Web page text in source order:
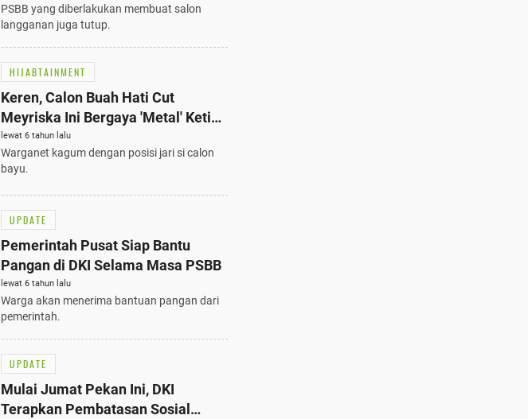
PSBB yang diberlakukan membuat salon
langganan juga tutup.
HIJABTAINMENT
Keren, Calon Buah Hati Cut
Meyriska Ini Bergaya 'Metal' Ketika
Difoto
lewat 6 tahun lalu
Warganet kagum dengan posisi jari si calon
bayu.
UPDATE
Pemerintah Pusat Siap Bantu
Pangan di DKI Selama Masa PSBB
lewat 6 tahun lalu
Warga akan menerima bantuan pangan dari
pemerintah.
UPDATE
Mulai Jumat Pekan Ini, DKI
Terapkan Pembatasan Sosial